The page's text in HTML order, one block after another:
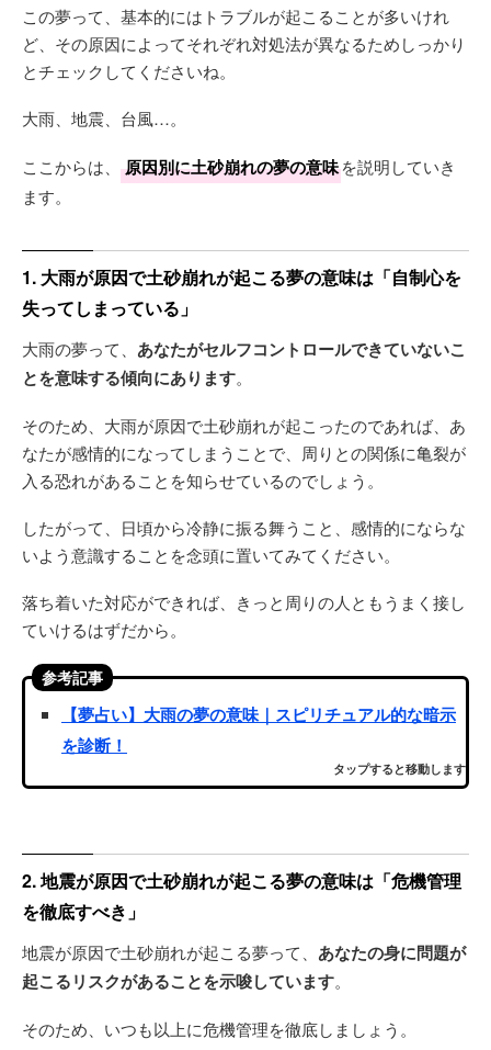
この夢って、基本的にはトラブルが起こることが多いけれ
ど、その原因によってそれぞれ対処法が異なるためしっかり
とチェックしてくださいね。
大雨、地震、台風…。
ここからは、 原因別に土砂崩れの夢の意味を説明していき
ます。
1. 大雨が原因で土砂崩れが起こる夢の意味は「自制心を
失ってしまっている」
大雨の夢って、 あなたがセルフコントロールできていないこ
とを意味する傾向にあります。
そのため、大雨が原因で土砂崩れが起こったのであれば、あ
なたが感情的になってしまうことで、周りとの関係に亀裂が
入る恐れがあることを知らせているのでしょう。
したがって、日頃から冷静に振る舞うこと、感情的にならな
いよう意識することを念頭に置いてみてください。
落ち着いた対応ができれば、きっと周りの人ともうまく接し
ていけるはずだから。
参考記事
【夢占い】大雨の夢の意味｜スピリチュアル的な暗示
を診断！
タップすると移動します
2. 地震が原因で土砂崩れが起こる夢の意味は「危機管理
を徹底すべき」
地震が原因で土砂崩れが起こる夢って、 あなたの身に問題が
起こるリスクがあることを示唆しています。
そのため、いつも以上に危機管理を徹底しましょう。